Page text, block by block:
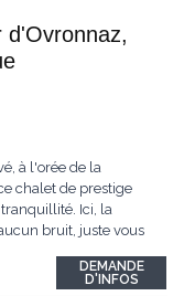
d'Ovronnaz,
à l'orée de la
chalet de prestige
Ici, la
bruit, juste vous
matériaux nobles.
DEMANDE
D'INFOS